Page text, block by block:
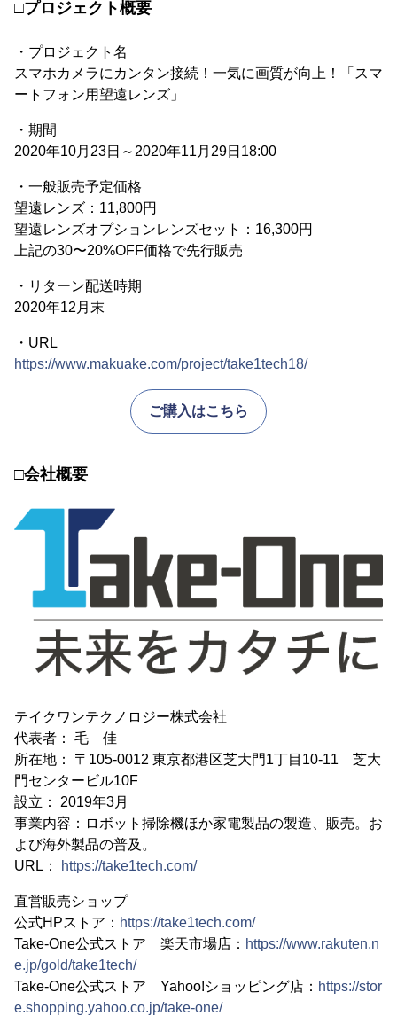
□プロジェクト概要
・プロジェクト名
スマホカメラにカンタン接続！一気に画質が向上！「スマ
ートフォン用望遠レンズ」
・期間
2020年10月23日～2020年11月29日18:00
・一般販売予定価格
望遠レンズ：11,800円
望遠レンズオプションレンズセット：16,300円
上記の30〜20%OFF価格で先行販売
・リターン配送時期
2020年12月末
・URL
https://www.makuake.com/project/take1tech18/
ご購入はこちら
□会社概要
テイクワンテクノロジー株式会社
代表者： 毛 佳
所在地： 〒105-0012 東京都港区芝大門1丁目10-11 芝大
門センタービル10F
設立： 2019年3月
事業内容：ロボット掃除機ほか家電製品の製造、販売。お
よび海外製品の普及。
URL：
https://take1tech.com/
直営販売ショップ
公式HPストア： https://take1tech.com/
Take-One公式ストア 楽天市場店： https://www.rakuten.n
e.jp/gold/take1tech/
Take-One公式ストア Yahoo!ショッピング店： https://stor
e.shopping.yahoo.co.jp/take-one/